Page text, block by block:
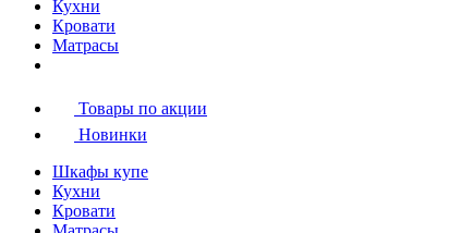
Кухни
Кровати
Матрасы
Товары по акции
Новинки
Шкафы купе
Кухни
Кровати